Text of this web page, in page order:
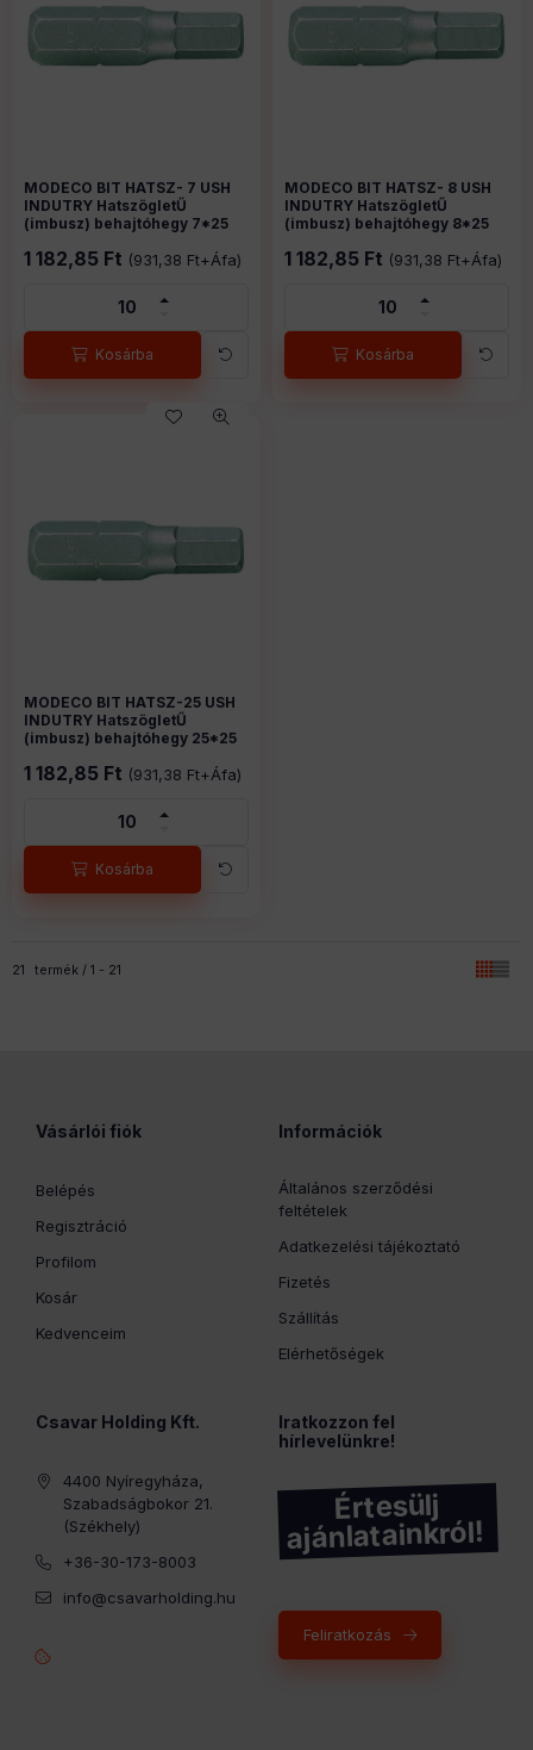
MODECO BIT HATSZ- 7 USH
INDUTRY HatszögletŰ
(imbusz) behajtóhegy 7*25
1 182,85 Ft (931,38 Ft+Áfa)
MODECO BIT HATSZ- 7 USH
INDUTRY HatszögletŰ
(imbusz) behajtóhegy 7*25
Cikkszám:
6130864
MODECO BIT HATSZ- 8 USH
INDUTRY HatszögletŰ
(imbusz) behajtóhegy 8*25
1 182,85 Ft (931,38 Ft+Áfa)
MODECO BIT HATSZ- 8 USH
INDUTRY HatszögletŰ
(imbusz) behajtóhegy 8*25
Cikkszám:
6130865
MODECO BIT HATSZ-25 USH
INDUTRY HatszögletŰ
(imbusz) behajtóhegy 25*25
1 182,85 Ft (931,38 Ft+Áfa)
MODECO BIT HATSZ-25 USH
INDUTRY HatszögletŰ
(imbusz) behajtóhegy 25*25
Cikkszám:
6130866
Összes termék a kategóriában
21 termék 1 21
Vásárlói fiók
Belépés
Regisztráció
Profilom
Kosár
Kedvenceim
Információk
Általános szerződési
feltételek
Adatkezelési tájékoztató
Fizetés
Szállítás
Elérhetőségek
Csavar Holding Kft.
4400 Nyíregyháza,
Szabadságbokor 21.
(Székhely)
+36-30-173-8003
info@csavarholding.hu
Iratkozzon fel
hírlevelünkre!
Értesülj
ajánlatainkról!
Feliratkozás